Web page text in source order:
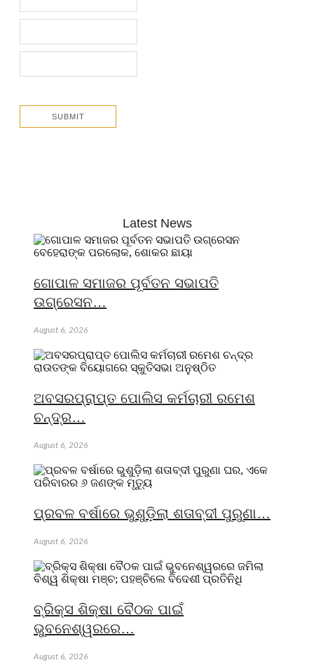
Latest News
ଗୋପାଳ ସମାଜର ପୂର୍ବତନ ସଭାପତି
ଉଗ୍ରେସନ…
August 6, 2026
ଅବସରପ୍ରାପ୍ତ ପୋଲିସ କର୍ମଚାରୀ ରମେଶ
ଚନ୍ଦ୍ର…
August 6, 2026
ପ୍ରବଳ ବର୍ଷାରେ ଭୁଶୁଡ଼ିଲା ଶତାବ୍ଦୀ ପୁରୁଣା…
August 6, 2026
ବ୍ରିକ୍ସ ଶିକ୍ଷା ବୈଠକ ପାଇଁ
ଭୁବନେଶ୍ୱରରେ…
August 6, 2026